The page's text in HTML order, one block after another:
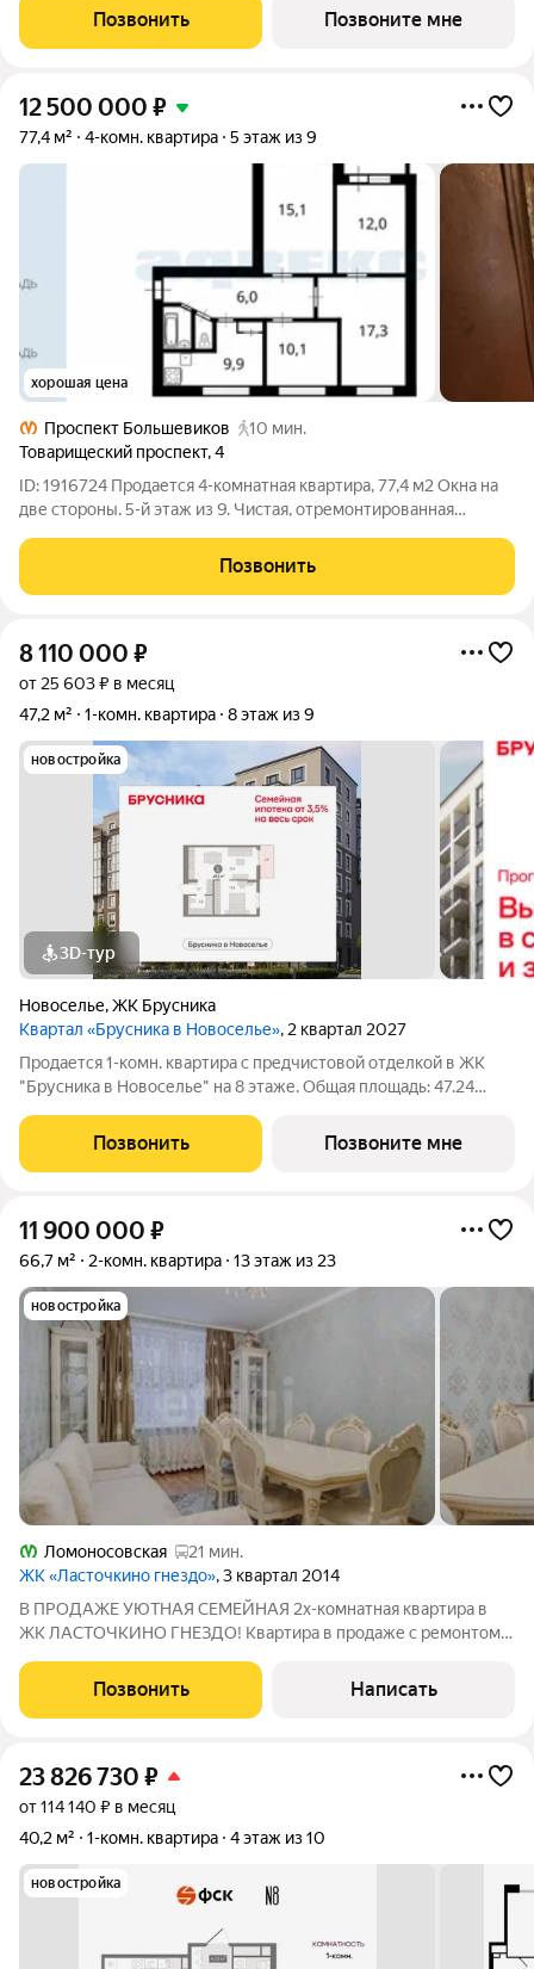
Премиальный дом «Акватория», возводимый на Выборгской
набережной у Кантемировского моста
Позвонить Позвоните мне
12 500 000 ₽
77,4 м² 4-комн. квартира 5 этаж из 9
хорошая цена
Проспект Большевиков
10 мин.
Товарищеский проспект,4
ID: 1916724 Продается 4-комнатная квартира, 77,4 м2 Окна на
две стороны. 5-й этаж из 9. Чистая, отремонтированная
пешком. До центра города - 20 минут на машине, 35 минут на
общественном транспорте. В
Позвонить
8 110 000 ₽
от 25 603 ₽ в месяц
47,2 м²
1-комн. квартира 8 этаж из 9
новостройка
3D-тур
Новоселье,ЖК Брусника
Квартал «Брусника в Новоселье», 2 квартал 2027
Продается 1-комн. квартира с предчистовой отделкой в ЖК
"Брусника в Новоселье" на 8 этаже. Общая площадь: 47.24
21.4 кв.м. Все окна выходят на одну сторону. В квартире один
балкон, один
Позвонить Позвоните мне
11 900 000 ₽
66,7 м² 2-комн. квартира 13 этаж из 23
новостройка
Ломоносовская
21 мин.
ЖК «Ласточкино гнездо», 3 квартал 2014
В ПРОДАЖЕ УЮТНАЯ СЕМЕЙНАЯ 2х-комнатная квартира в
ЖК ЛАСТОЧКИНО ГНЕЗДО! Квартира в продаже с ремонтом и
освещенностью в течение всего дня! Удачная планировка
позволяет грамотно организовать пространство:
Позвонить Написать
23 826 730 ₽
от 114 140 ₽ в месяц
40,2 м²
1-комн. квартира 4 этаж из 10
новостройка